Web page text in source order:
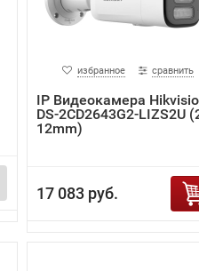
избранное сравнить
IP Видеокамера
DS-2CD2643G2-LIZS2U
12mm)
17 083 руб.